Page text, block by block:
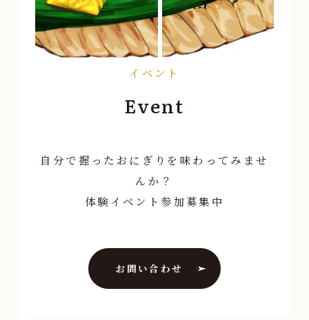
イベント
Event
自分で握ったおにぎりを味わってみませ
んか？
体験イベント参加募集中
お問い合わせ